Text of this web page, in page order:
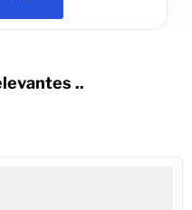
..